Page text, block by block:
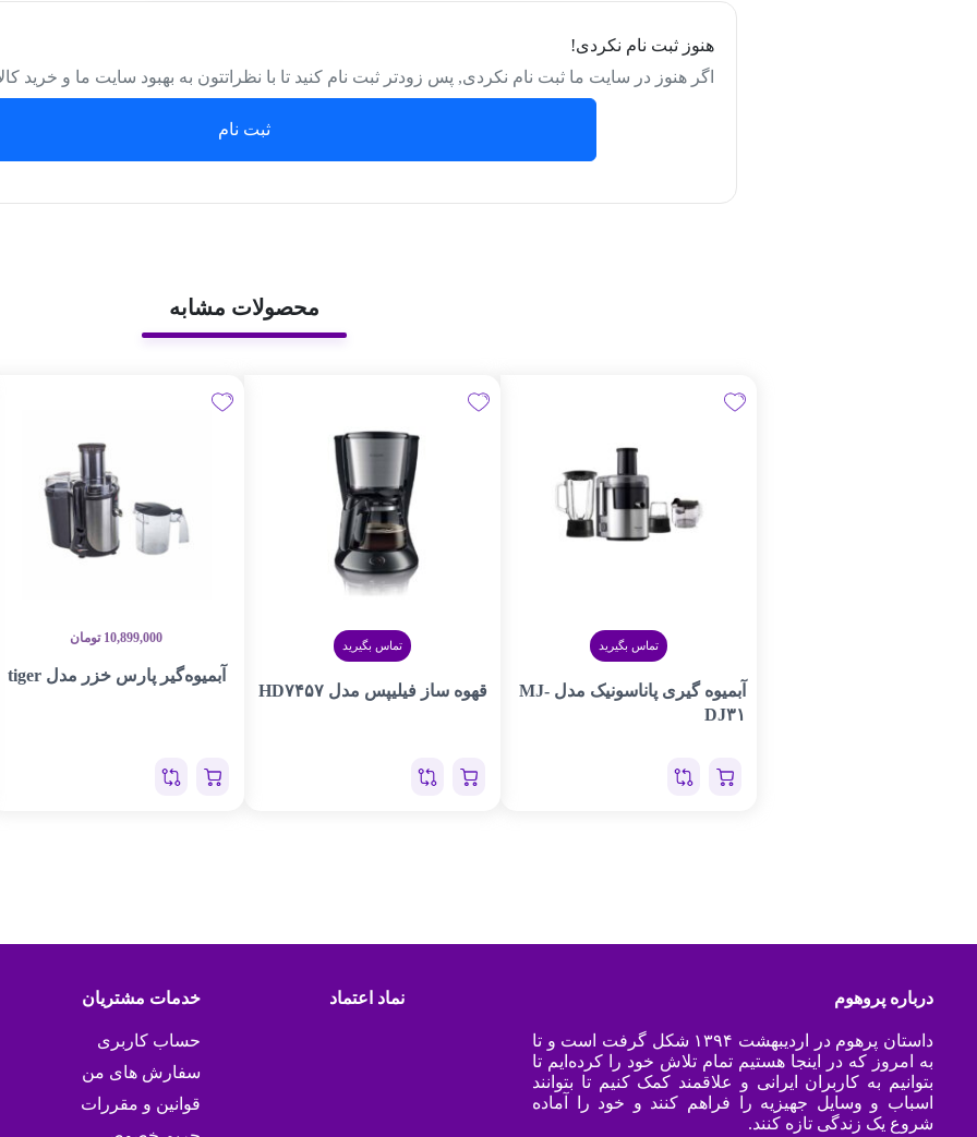
هنوز ثبت نام نکردی!
اگر هنوز در سایت ما ثبت نام نکردی, پس زودتر ثبت نام کنید تا با نظراتتون به بهبود سایت ما و خرید
ثبت نام
محصولات مشابه
تماس بگیرید
آبمیوه گیری پاناسونیک مدل MJ-
DJ۳۱
تماس بگیرید
قهوه ساز فیلیپس مدل HD۷۴۵۷
10,899,000 تومان
آبمیوه‌گیر پارس خزر مدل tiger
درباره پروهوم
داستان پرهوم در اردیبهشت ۱۳۹۴ شکل گرفت است و تا
به امروز که در اینجا هستیم تمام تلاش خود را کرده‌ایم تا
بتوانیم به کاربران ایرانی و علاقمند کمک کنیم تا بتوانند
اسباب و وسایل جهیزیه را فراهم کنند و خود را آماده
شروع یک زندگی تازه کنند.
نماد اعتماد خدمات مشتریان
حساب کاربری
سفارش های من
قوانین و مقررات